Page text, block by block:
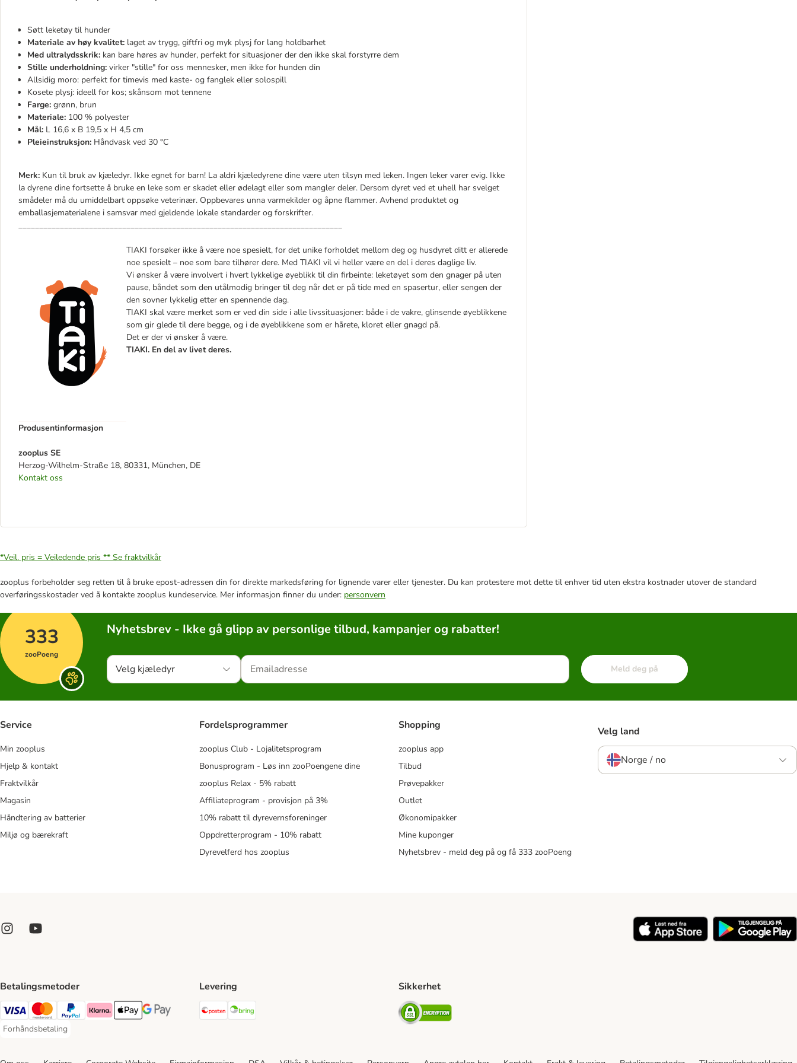
Søtt leketøy til hunder
Materiale av høy kvalitet: laget av trygg, giftfri og myk plysj for lang holdbarhet
Med ultralydsskrik: kan bare høres av hunder, perfekt for situasjoner der den ikke skal forstyrre dem
Stille underholdning: virker "stille" for oss mennesker, men ikke for hunden din
Allsidig moro: perfekt for timevis med kaste- og fanglek eller solospill
Kosete plysj: ideell for kos; skånsom mot tennene
Farge: grønn, brun
Materiale: 100 % polyester
Mål: L 16,6 x B 19,5 x H 4,5 cm
Pleieinstruksjon: Håndvask ved 30 °C
Merk: Kun til bruk av kjæledyr. Ikke egnet for barn! La aldri kjæledyrene dine være uten tilsyn med leken. Ingen leker varer evig. Ikke
la dyrene dine fortsette å bruke en leke som er skadet eller ødelagt eller som mangler deler. Dersom dyret ved et uhell har svelget
smådeler må du umiddelbart oppsøke veterinær. Oppbevares unna varmekilder og åpne flammer. Avhend produktet og
emballasjematerialene i samsvar med gjeldende lokale standarder og forskrifter.
______________________________________________________________________________
TIAKI forsøker ikke å være noe spesielt, for det unike forholdet mellom deg og husdyret ditt er allerede
noe spesielt – noe som bare tilhører dere. Med TIAKI vil vi heller være en del i deres daglige liv.
Vi ønsker å være involvert i hvert lykkelige øyeblikk til din firbeinte: leketøyet som den gnager på uten
pause, båndet som den utålmodig bringer til deg når det er på tide med en spasertur, eller sengen der
den sovner lykkelig etter en spennende dag.
TIAKI skal være merket som er ved din side i alle livssituasjoner: både i de vakre, glinsende øyeblikkene
som gir glede til dere begge, og i de øyeblikkene som er hårete, kloret eller gnagd på.
Det er der vi ønsker å være.
TIAKI. En del av livet deres.
Produsentinformasjon
zooplus SE
Herzog-Wilhelm-Straße 18, 80331, München, DE
Kontakt oss
*Veil. pris = Veiledende pris ** Se fraktvilkår
zooplus forbeholder seg retten til å bruke epost-adressen din for direkte markedsføring for lignende varer eller tjenester. Du kan protestere mot dette til enhver tid uten ekstra kostnader utover de standard
overføringsskostader ved å kontakte zooplus kundeservice. Mer informasjon finner du under: personvern
333
zooPoeng
Nyhetsbrev - Ikke gå glipp av personlige tilbud, kampanjer og rabatter!
Velg kjæledyr Meld deg på
Service
Min zooplus
Hjelp & kontakt
Fraktvilkår
Magasin
Håndtering av batterier
Miljø og bærekraft
Fordelsprogrammer
zooplus Club - Lojalitetsprogram
Bonusprogram - Løs inn zooPoengene dine
zooplus Relax - 5% rabatt
Affiliateprogram - provisjon på 3%
10% rabatt til dyrevernsforeninger
Oppdretterprogram - 10% rabatt
Dyrevelferd hos zooplus
Shopping
zooplus app
Tilbud
Prøvepakker
Outlet
Økonomipakker
Mine kuponger
Nyhetsbrev - meld deg på og få 333 zooPoeng
Velg land
Norge / no
Betalingsmetoder
Visa Payment Method
Mastercard Payment Method
PayPal Payment Method
Klarna Payment Method
Apple Pay Payment Method
Google Pay Payment Method
Forhåndsbetaling
Forhåndsbetaling Payment Method
Levering
Posten Shipping Method
Sikkerhet
Security